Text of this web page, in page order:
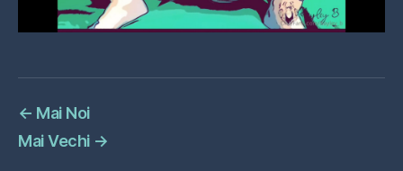
← Mai Noi
Mai Vechi →